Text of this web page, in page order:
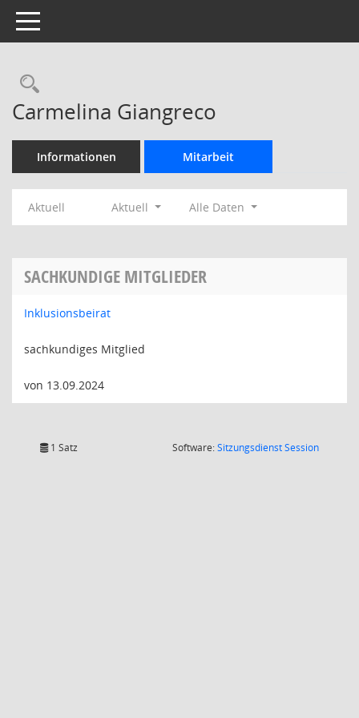
Toggle navigation
Rechercheauswahl
Carmelina Giangreco
Informationen Mitarbeit
Aktuell Aktuell Alle Daten
SACHKUNDIGE MITGLIEDER
Inklusionsbeirat
sachkundiges Mitglied
von 13.09.2024
1 Satz Software:SitzungsdienstSession(Wird in